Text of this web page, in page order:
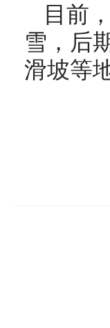
目前
雪，后
滑坡等